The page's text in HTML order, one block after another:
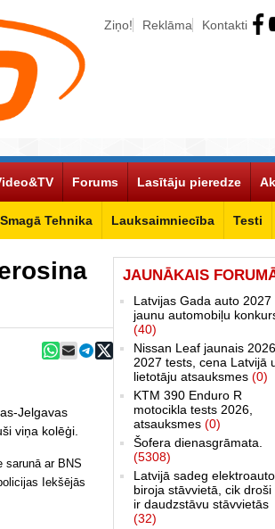
Ziņo! Reklāma Kontakti
Smagā Tehnika Lauksaimniecība Testi
Forums Lasītāju pieredze
Jelgavas
viņa kolēģi.
sarunā ar BNS
Iekšējās
JAUNĀKAIS
Latvijas Gada auto 2027
jaunu automobiļu
(40)
Nissan Leaf jaunais
2027 tests, cena Latvijā
lietotāju atsauksmes (0)
KTM 390 Enduro R
motocikla tests 2026,
atsauksmes (0)
Šofera dienasgrāmata.
(5308)
Latvijā sadeg elektroauto
biroja stāvvietā, cik droši
ir daudzstāvu stāvvietās
(32)